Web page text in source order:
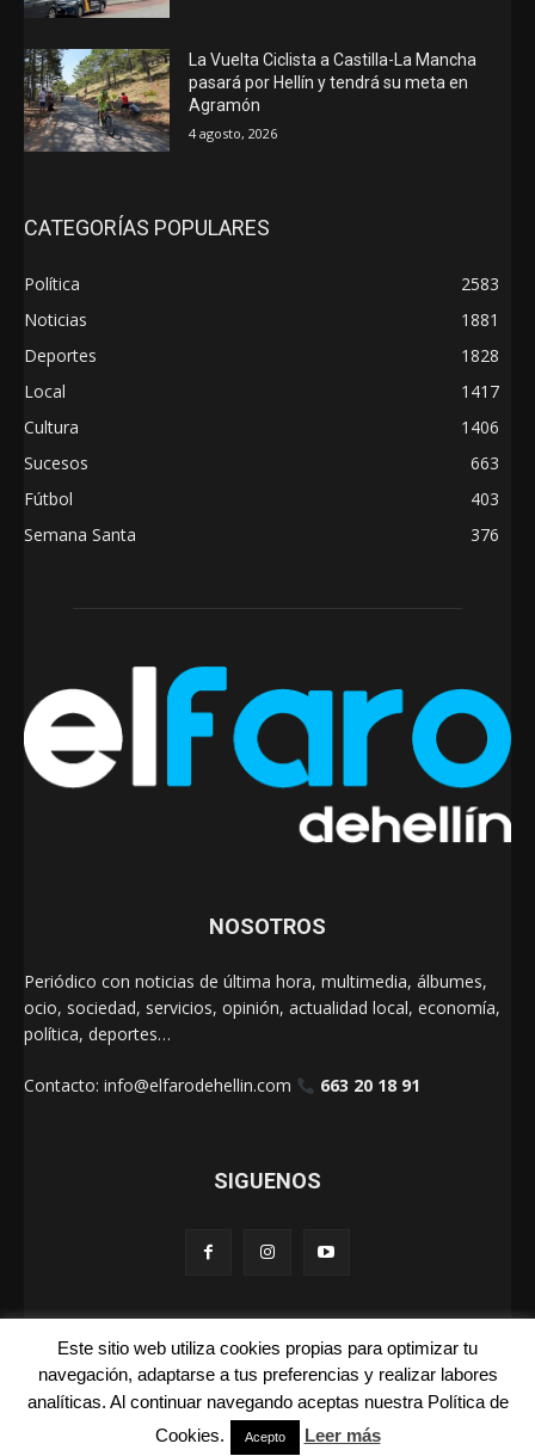
La Vuelta Ciclista a Castilla-La Mancha
pasará por Hellín y tendrá su meta en
Agramón
4 agosto, 2026
CATEGORÍAS POPULARES
Política
2583
Noticias
1881
Deportes
1828
Local
1417
Cultura
1406
Sucesos
663
Fútbol
403
Semana Santa
376
NOSOTROS
Periódico con noticias de última hora, multimedia, álbumes,
ocio, sociedad, servicios, opinión, actualidad local, economía,
política, deportes…
Contacto: info@elfarodehellin.com 663 20 18 91
SIGUENOS
El Faro de Hellín 2025
La Foto de la Semana
Publicidad
Este sitio web utiliza cookies propias para optimizar tu
navegación, adaptarse a tus preferencias y realizar labores
analíticas. Al continuar navegando aceptas nuestra Política de
Cookies.
Acepto Leer más